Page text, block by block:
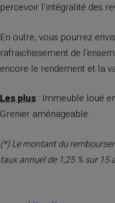
percevoir l’intégralité des
En outre, vous pourrez
rafraichissement de
encore le rendement et la
Les plus : Immeuble loué
Grenier aménageable.
(*) Le montant du
taux annuel de 1,25 % sur 15